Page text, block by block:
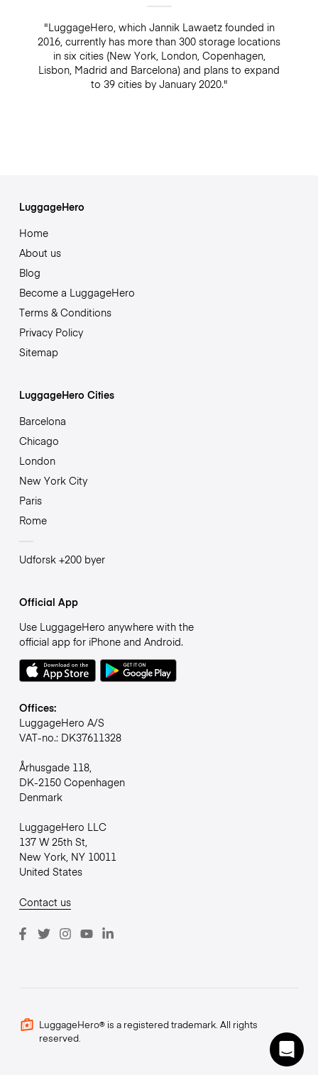
"LuggageHero, which Jannik Lawaetz founded in
2016, currently has more than 300 storage locations
in six cities (New York, London, Copenhagen,
Lisbon, Madrid and Barcelona) and plans to expand
to 39 cities by January 2020."
LuggageHero
Home
About us
Blog
Become a LuggageHero
Terms & Conditions
Privacy Policy
Sitemap
LuggageHero Cities
Barcelona
Chicago
London
New York City
Paris
Rome
Udforsk +200 byer
Official App
Use LuggageHero anywhere with the
official app for iPhone and Android.
Offices:
LuggageHero A/S
VAT-no.: DK37611328
Århusgade 118,
DK-2150 Copenhagen
Denmark
LuggageHero LLC
137 W 25th St,
New York, NY 10011
United States
Contact us
LuggageHero® is a registered trademark. All rights
reserved.